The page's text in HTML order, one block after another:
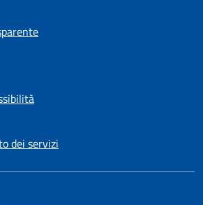
dei servizi